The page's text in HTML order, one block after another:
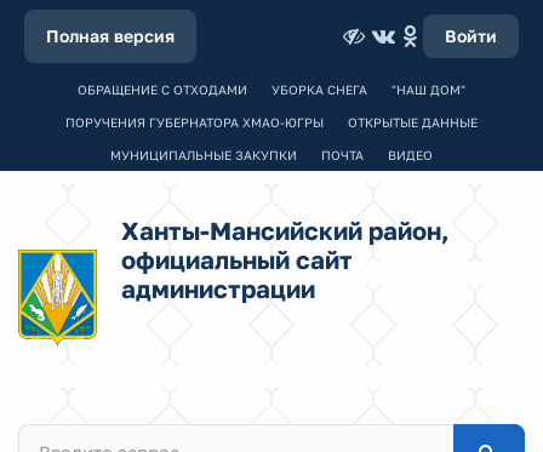
Полная версия Войти
ОБРАЩЕНИЕ С ОТХОДАМИ УБОРКА СНЕГА "НАШ ДОМ"
ПОРУЧЕНИЯ ГУБЕРНАТОРА ХМАО-ЮГРЫ ОТКРЫТЫЕ ДАННЫЕ
МУНИЦИПАЛЬНЫЕ ЗАКУПКИ ПОЧТА ВИДЕО
Ханты-Мансийский район,
официальный сайт
администрации